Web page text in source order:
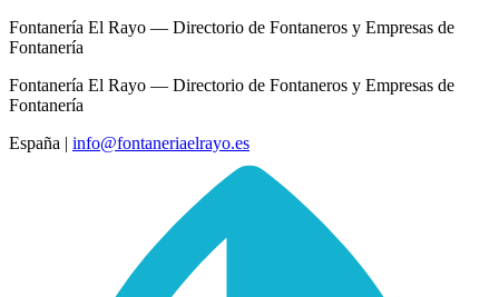
Fontanería El Rayo — Directorio de Fontaneros y Empresas de
Fontanería
Fontanería El Rayo — Directorio de Fontaneros y Empresas de
Fontanería
España | info@fontaneriaelrayo.es